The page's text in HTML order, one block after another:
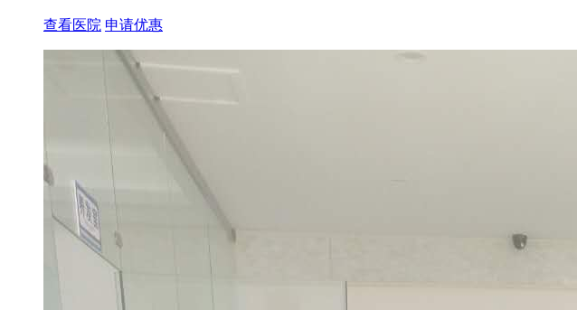
查看医院 申请优惠